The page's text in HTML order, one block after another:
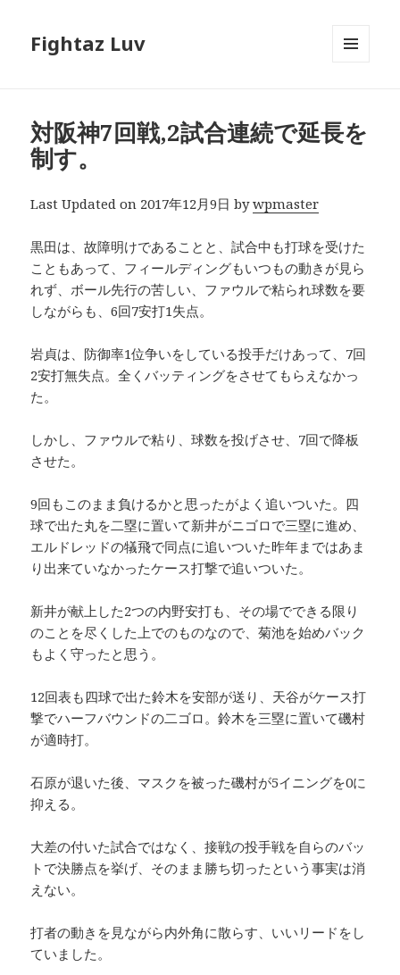
Fightaz Luv
ット
対阪神7回戦,2試合連続で延長を
制す。
Last Updated on 2017年12月9日 bywpmaster
黒田は、故障明けであることと、試合中も打球を受けた
こともあって、フィールディングもいつもの動きが見ら
れず、ボール先行の苦しい、ファウルで粘られ球数を要
しながらも、6回7安打1失点。
岩貞は、防御率1位争いをしている投手だけあって、7回
2安打無失点。全くバッティングをさせてもらえなかっ
た。
しかし、ファウルで粘り、球数を投げさせ、7回で降板
させた。
9回もこのまま負けるかと思ったがよく追いついた。四
球で出た丸を二塁に置いて新井がニゴロで三塁に進め、
エルドレッドの犠飛で同点に追いついた昨年まではあま
り出来ていなかったケース打撃で追いついた。
新井が献上した2つの内野安打も、その場でできる限り
のことを尽くした上でのものなので、菊池を始めバック
もよく守ったと思う。
12回表も四球で出た鈴木を安部が送り、天谷がケース打
撃でハーフバウンドの二ゴロ。鈴木を三塁に置いて磯村
が適時打。
石原が退いた後、マスクを被った磯村が5イニングを0に
抑える。
大差の付いた試合ではなく、接戦の投手戦を自らのバッ
トで決勝点を挙げ、そのまま勝ち切ったという事実は消
えない。
打者の動きを見ながら内外角に散らす、いいリードをし
ていました。